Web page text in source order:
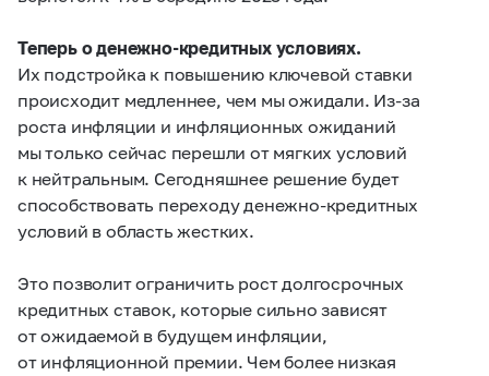
Теперь о денежно-кредитных условиях.
Их подстройка к повышению ключевой ставки
происходит медленнее, чем мы ожидали. Из-за
роста инфляции и инфляционных ожиданий
мы только сейчас перешли от мягких условий
к нейтральным. Сегодняшнее решение будет
способствовать переходу денежно-кредитных
условий в область жестких.
Это позволит ограничить рост долгосрочных
кредитных ставок, которые сильно зависят
от ожидаемой в будущем инфляции,
от инфляционной премии. Чем более низкая